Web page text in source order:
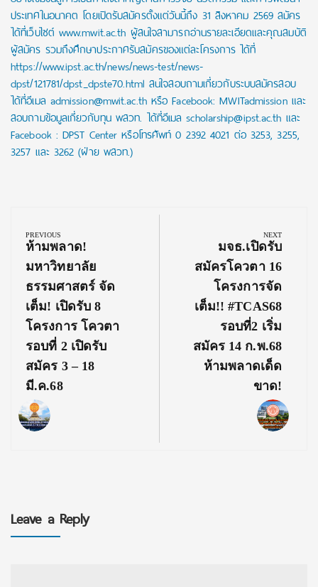
ประเทศในอนาคต โดยเปิดรับสมัครตั้งแต่วันนี้ถึง 31 สิงหาคม 2569 สมัคร
ได้ที่เว็บไซต์ www.mwit.ac.th ผู้สนใจสามารถอ่านรายละเอียดและคุณสมบัติ
ผู้สมัคร รวมถึงศึกษาประกาศรับสมัครของแต่ละโครงการ ได้ที่
https://www.ipst.ac.th/news/news-test/news-
dpst/121781/dpst_dpste70.html สนใจสอบถามเกี่ยวกับระบบสมัครสอบ
ได้ที่อีเมล admission@mwit.ac.th หรือ Facebook: MWITadmission และ
สอบถามข้อมูลเกี่ยวกับทุน พสวท. ได้ที่อีเมล scholarship@ipst.ac.th และ
Facebook : DPST Center หรือโทรศัพท์ 0 2392 4021 ต่อ 3253, 3255,
3257 และ 3262 (ฝ่าย พสวท.)
navigation
PREVIOUS
Previous
Post:
ห้ามพลาด!
มหาวิทยาลัย
ธรรมศาสตร์ จัด
เต็ม! เปิดรับ 8
โครงการ โควตา
รอบที่ 2 เปิดรับ
สมัคร 3 – 18
มี.ค.68
NEXT
Next
Post:
มจธ.เปิดรับ
สมัครโควตา 16
โครงการจัด
เต็ม!! #TCAS68
รอบที่2 เริ่ม
สมัคร 14 ก.พ.68
ห้ามพลาดเด็ด
ขาด!
Leave a Reply